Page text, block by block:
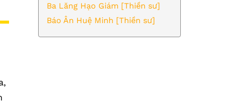
Ba Lăng Hạo Giám [Thiền sư]
Báo Ân Huệ Minh [Thiền sư]